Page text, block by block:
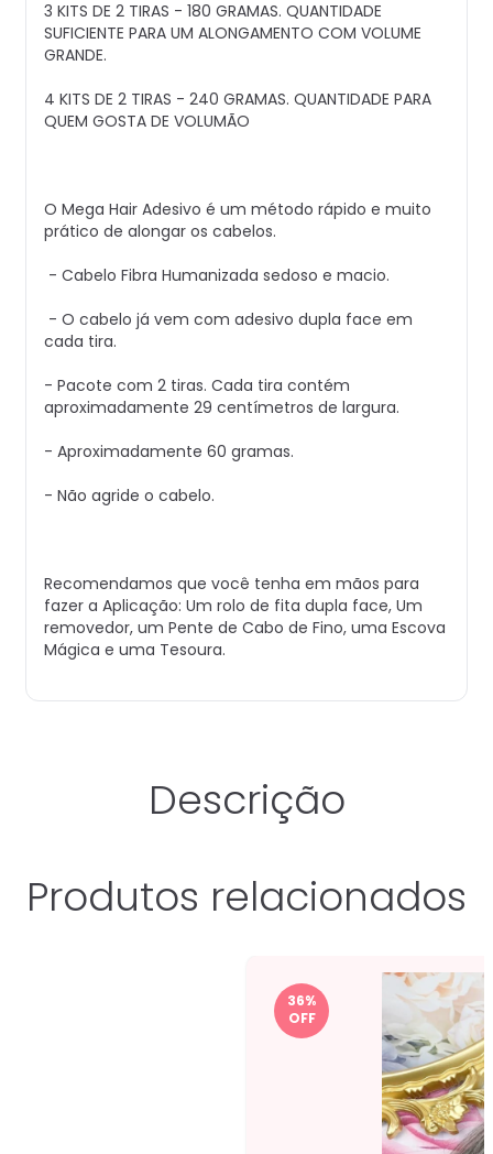
3 KITS DE 2 TIRAS - 180 GRAMAS. QUANTIDADE
SUFICIENTE PARA UM ALONGAMENTO COM VOLUME
GRANDE.
4 KITS DE 2 TIRAS - 240 GRAMAS. QUANTIDADE PARA
QUEM GOSTA DE VOLUMÃO
O Mega Hair Adesivo é um método rápido e muito
prático de alongar os cabelos.
- Cabelo Fibra Humanizada sedoso e macio.
- O cabelo já vem com adesivo dupla face em
cada tira.
- Pacote com 2 tiras. Cada tira contém
aproximadamente 29 centímetros de largura.
- Aproximadamente 60 gramas.
- Não agride o cabelo.
Recomendamos que você tenha em mãos para
fazer a Aplicação: Um rolo de fita dupla face, Um
removedor, um Pente de Cabo de Fino, uma Escova
Mágica e uma Tesoura.
Descrição
Produtos relacionados
36%
OFF